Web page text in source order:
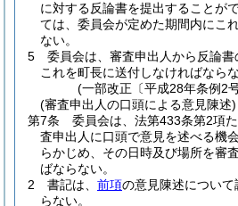
に対する反論書を提出することがで
ては、委員会が定めた期間内にこ
ない。
5
委員会は、審査申出人から反論書
これを町長に送付しなければならな
(一部改正〔平成28年条例2
(審査申出人の口頭による意見陳述)
第7条
委員会は、法第433条第2項
査申出人に口頭で意見を述べる機
らかじめ、その日時及び場所を審
ばならない。
2
書記は、 前項の意見陳述につい
らない。